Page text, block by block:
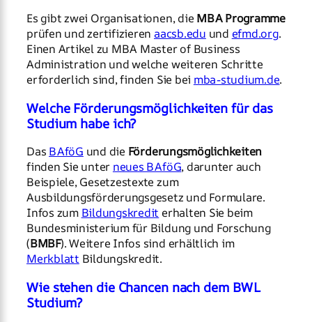
Es gibt zwei Organisationen, die MBA Programme
prüfen und zertifizieren aacsb.edu und efmd.org.
Einen Artikel zu MBA Master of Business
Administration und welche weiteren Schritte
erforderlich sind, finden Sie bei mba-studium.de.
Welche Förderungsmöglichkeiten für das
Studium habe ich?
Das BAföG und die Förderungsmöglichkeiten
finden Sie unter neues BAföG, darunter auch
Beispiele, Gesetzestexte zum
Ausbildungsförderungsgesetz und Formulare.
Infos zum Bildungskredit erhalten Sie beim
Bundesministerium für Bildung und Forschung
(BMBF). Weitere Infos sind erhältlich im
Merkblatt Bildungskredit.
Wie stehen die Chancen nach dem BWL
Studium?